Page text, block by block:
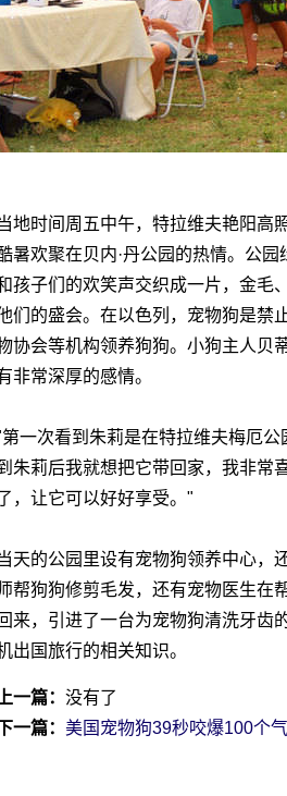
地时间周五中午，特拉维夫艳阳高
暑欢聚在贝内·丹公园的热情。公
孩子们的欢笑声交织成一片，金毛
们的盛会。在以色列，宠物狗是禁
协会等机构领养狗狗。小狗主人贝
非常深厚的感情。
一次看到朱莉是在特拉维夫梅厄
朱莉后我就想把它带回家，我非常
，让它可以好好享受。"
天的公园里设有宠物狗领养中心，
帮狗狗修剪毛发，还有宠物医生在
来，引进了一台为宠物狗清洗牙齿
出国旅行的相关知识。
上一篇： 没有了
一篇： 美国宠物狗39秒咬爆100个